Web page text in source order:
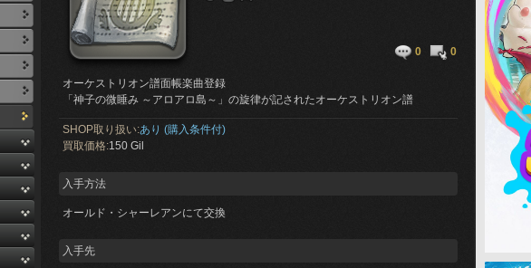
0 0
オーケストリオン譜面帳楽曲登録
「神子の微睡み ～アロアロ島～」の旋律が記されたオーケストリオン譜
SHOP取り扱い:あり (購入条件付)
買取価格:150 Gil
入手方法
オールド・シャーレアンにて交換
入手先